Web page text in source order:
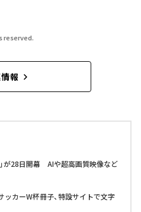
reserved.
報
」が28日開幕 AIや超高画質映像など
カーW杯冊子、特設サイトで文字